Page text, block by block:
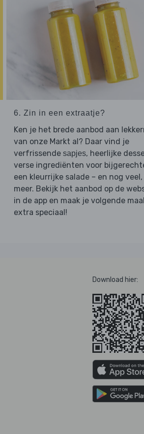
6. Zin in een extraatje?
Ken je het brede aanbod aan
van onze Markt al? Daar vind je
verfrissende sapjes, heerlijke
verse ingrediënten voor
een kleurrijke salade – en nog veel,
meer. Bekijk het aanbod op de
in de app en maak je volgende
extra speciaal!
Download hier: